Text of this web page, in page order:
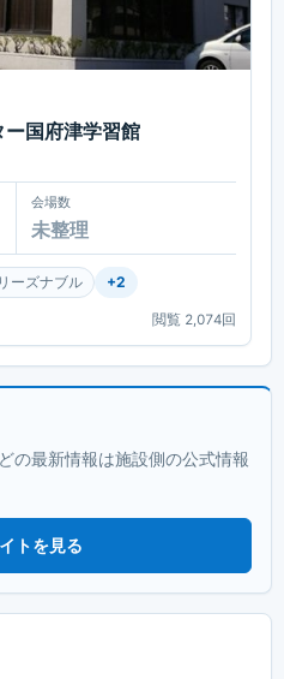
国府津学習館
会場数
未整理
リーズナブル +2
閲覧 2,074回
の最新情報は施設側の公式情報
トを見る